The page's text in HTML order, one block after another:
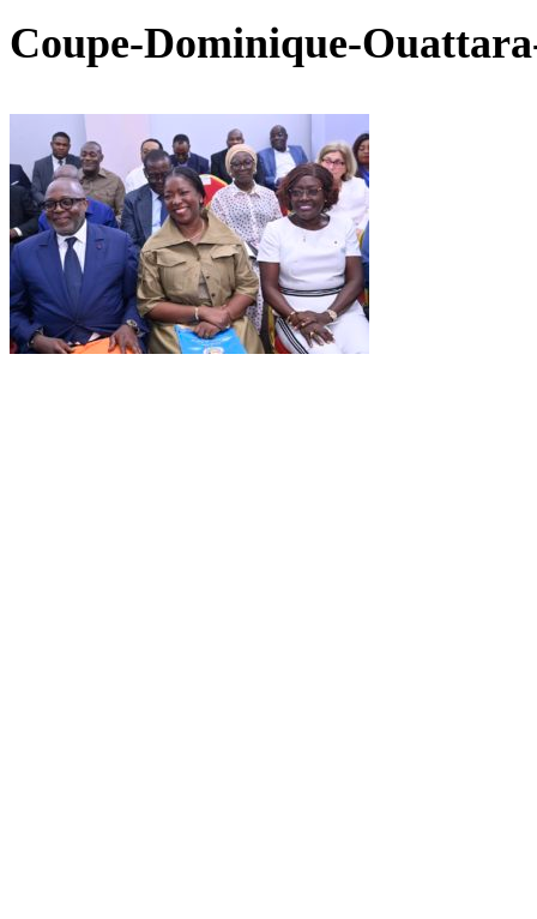
Coupe-Dominique-